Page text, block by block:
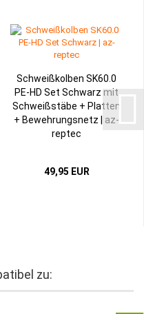
Schweißkolben SK60.0
PE-HD Set Schwarz mit
Schweißstäbe + Platten
+ Bewehrungsnetz | az-
reptec
49,95 EUR
zu: